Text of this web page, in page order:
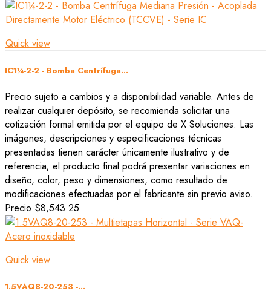
Quick view
IC1¼-2-2 - Bomba Centrífuga...
Precio sujeto a cambios y a disponibilidad variable. Antes de
realizar cualquier depósito, se recomienda solicitar una
cotización formal emitida por el equipo de X Soluciones. Las
imágenes, descripciones y especificaciones técnicas
presentadas tienen carácter únicamente ilustrativo y de
referencia; el producto final podrá presentar variaciones en
diseño, color, peso y dimensiones, como resultado de
modificaciones efectuadas por el fabricante sin previo aviso.
Precio $8,543.25
Quick view
1.5VAQ8-20-253 -...